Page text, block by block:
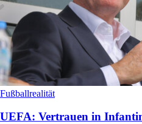
Fußballrealität
UEFA: Vertrauen in